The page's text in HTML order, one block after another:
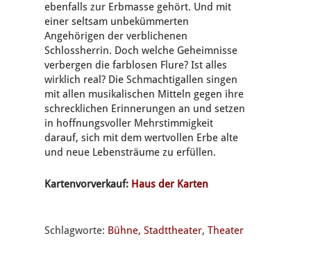
ebenfalls zur Erbmasse gehört. Und mit
einer seltsam unbekümmerten
Angehörigen der verblichenen
Schlossherrin. Doch welche Geheimnisse
verbergen die farblosen Flure? Ist alles
wirklich real? Die Schmachtigallen singen
mit allen musikalischen Mitteln gegen ihre
schrecklichen Erinnerungen an und setzen
in hoffnungsvoller Mehrstimmigkeit
darauf, sich mit dem wertvollen Erbe alte
und neue Lebensträume zu erfüllen.
Kartenvorverkauf: Haus der Karten
Schlagworte: Bühne, Stadttheater, Theater